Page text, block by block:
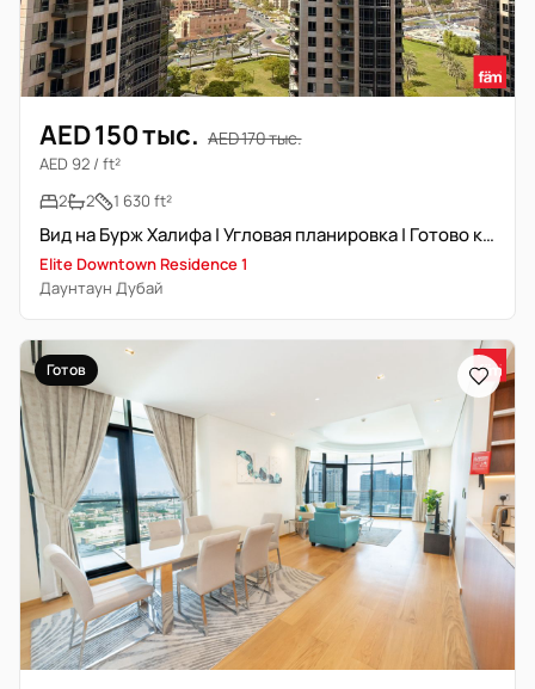
AED 150 тыс. AED 170 тыс.
AED 92 / ft²
2
2 1 630 ft²
Вид на Бурж Халифа | Угловая планировка | Готово к заселению
Elite Downtown Residence 1
Даунтаун Дубай
Готов